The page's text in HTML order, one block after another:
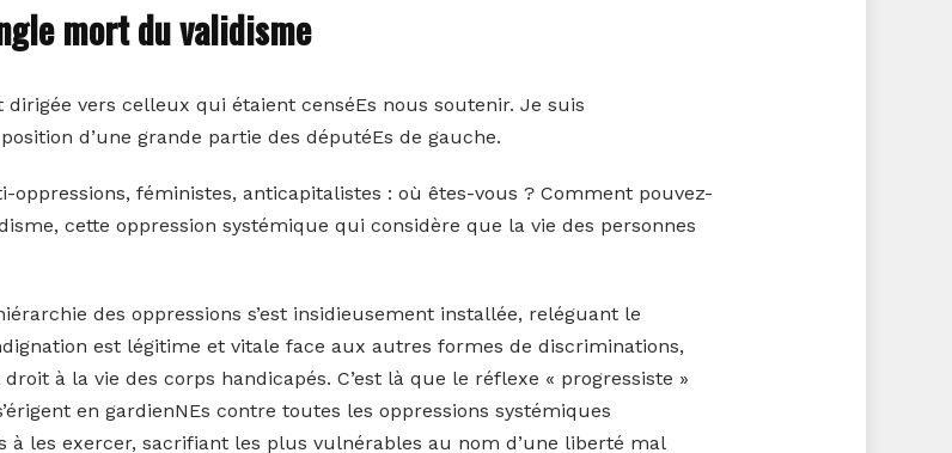
mort du validisme
vers celleux qui étaient censéEs nous soutenir. Je suis
d’une grande partie des députéEs de gauche.
oppressions, féministes, anticapitalistes : où êtes-vous ? Comment pouvez-
cette oppression systémique qui considère que la vie des personnes
des oppressions s’est insidieusement installée, reléguant le
est légitime et vitale face aux autres formes de discriminations,
à la vie des corps handicapés. C’est là que le réflexe « progressiste »
en gardienNEs contre toutes les oppressions systémiques
à les exercer, sacrifiant les plus vulnérables au nom d’une liberté mal